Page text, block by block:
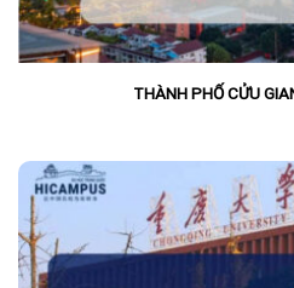
THÀNH PHỐ CỬU